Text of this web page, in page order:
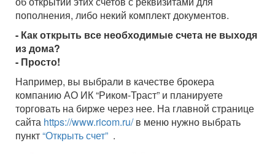
пополнения, либо некий комплект документов.
- Как открыть все необходимые счета не выходя
из дома?
- Просто!
Например, вы выбрали в качестве брокера
компанию АО ИК “Риком-Траст” и планируете
торговать на бирже через нее. На главной странице
сайта https://www.ricom.ru/в меню нужно выбрать
пункт“Открыть счет” .